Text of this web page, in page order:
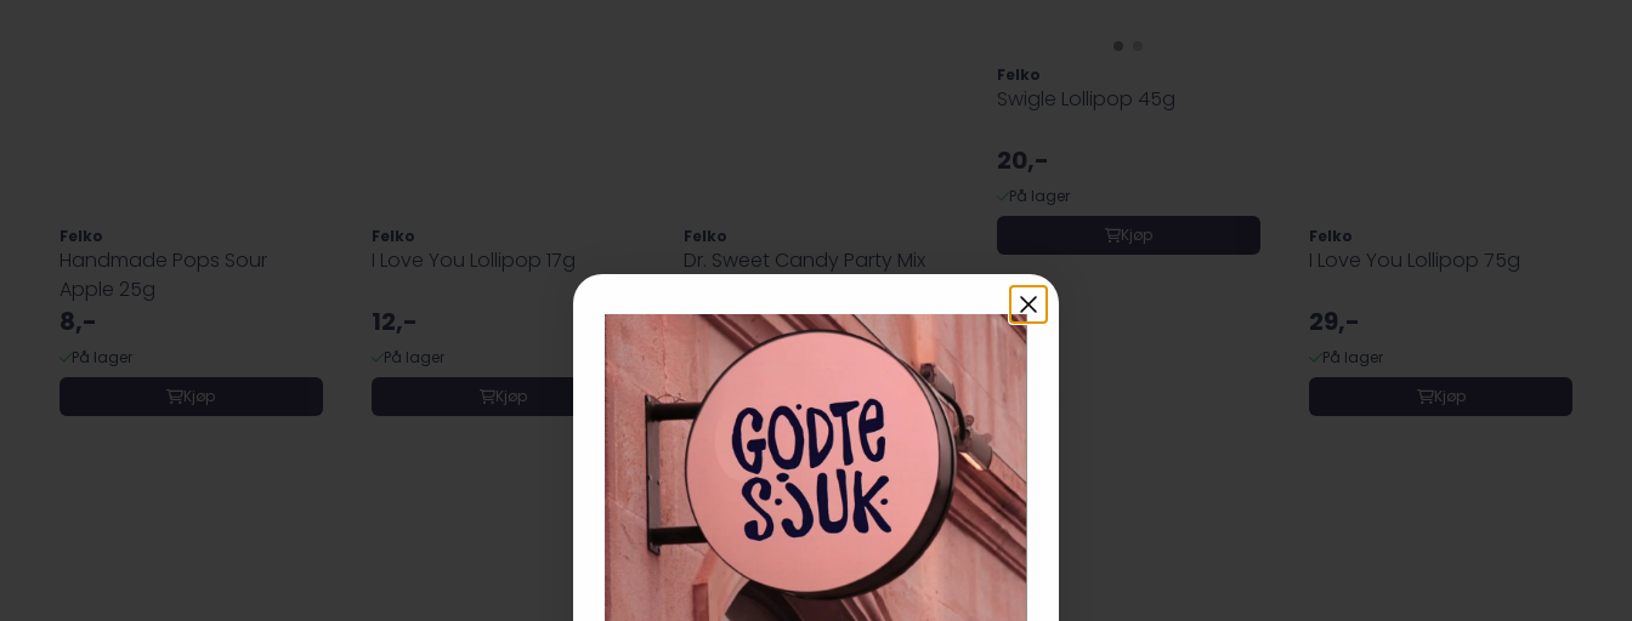
Felko
Handmade Pops Sour
Apple 25g
8,-
På lager
Kjøp
Felko
I Love You Lollipop 17g
12,-
På lager
Kjøp
Felko
Dr. Sweet Candy Party Mix
28,- 69,-
På lager
Felko
Swigle Lollipop 45g
20,-
På lager
Kjøp
Felko
I Love You Lollipop 75g
29,-
På lager
Kjøp
-50%
🍬
Privat eller bedrift?
Bedriftsbutikken finner du på
godtesjukbedrift.no